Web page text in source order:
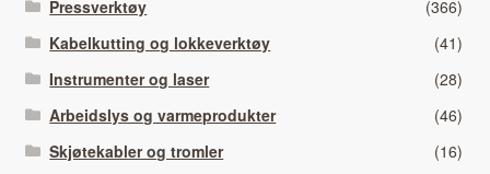
Pressverktøy
(366)
Kabelkutting og lokkeverktøy
(41)
Instrumenter og laser
(28)
Arbeidslys og varmeprodukter
(46)
Skjøtekabler og tromler
(16)